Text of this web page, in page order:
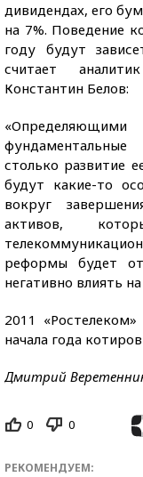
дивидендах, его
на 7%. Поведение
году будут
считает
Константин Белов:
столько развитие
будут какие-то
вокруг
активов,
реформы будет
негативно влиять
2011
начала года
Дмитрий
0 0
РЕКОМЕНДУЕМ: